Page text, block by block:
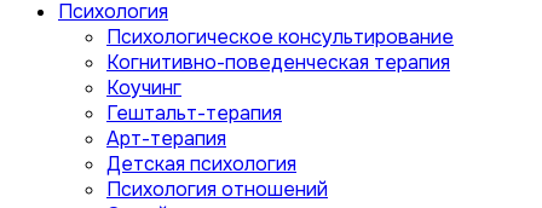
Психология
Психологическое консультирование
Когнитивно-поведенческая терапия
Коучинг
Гештальт-терапия
Арт-терапия
Детская психология
Психология отношений